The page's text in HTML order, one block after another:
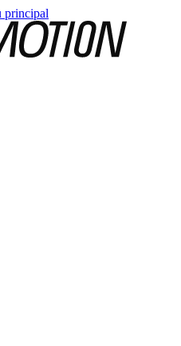
principal